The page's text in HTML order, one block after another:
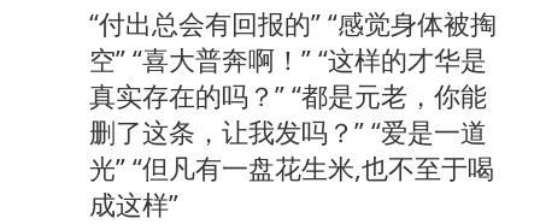
“付出总会有回报的” “感觉身体被掏
空” “喜大普奔啊！” “这样的才华是
真实存在的吗？” “都是元老，你能
删了这条，让我发吗？” “爱是一道
光” “但凡有一盘花生米,也不至于喝
成这样”